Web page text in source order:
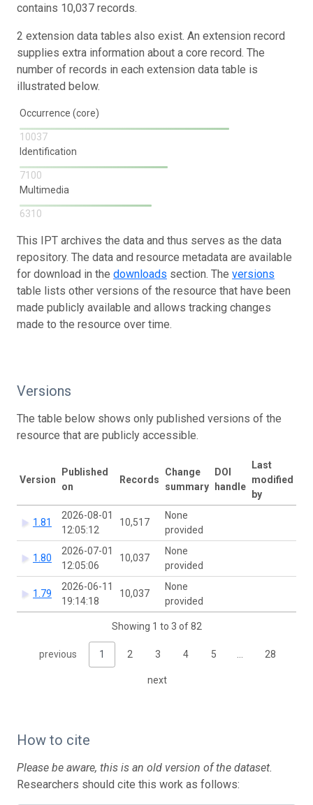
contains 10,037 records.
2 extension data tables also exist. An extension record
supplies extra information about a core record. The
number of records in each extension data table is
illustrated below.
Occurrence (core)
10037
Identification
7100
Multimedia
6310
This IPT archives the data and thus serves as the data
repository. The data and resource metadata are available
for download in the downloads section. The versions
table lists other versions of the resource that have been
made publicly available and allows tracking changes
made to the resource over time.
Versions
The table below shows only published versions of the
resource that are publicly accessible.
Version
Published
on
Records
Change
summary
DOI
handle
Last
modified
by
1.81
2026-08-01
12:05:12
10,517
None
provided
1.80
2026-07-01
12:05:06
10,037
None
provided
1.79
2026-06-11
19:14:18
10,037
None
provided
Showing 1 to 3 of 82
previous 1 2 3 4 5 28
next
How to cite
Please be aware, this is an old version of the dataset.
Researchers should cite this work as follows: